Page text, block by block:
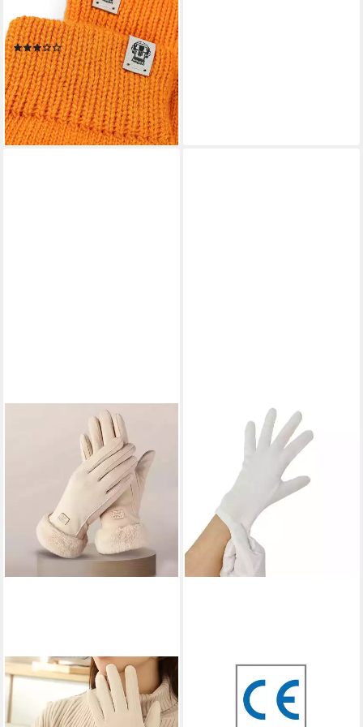
ESSENTIALS
KAPUTZENHANDSCHUHE
(1)
41,18 € UVP54,90 €
-25%
lieferbar - in 4-5 Werktagen bei dir
+8